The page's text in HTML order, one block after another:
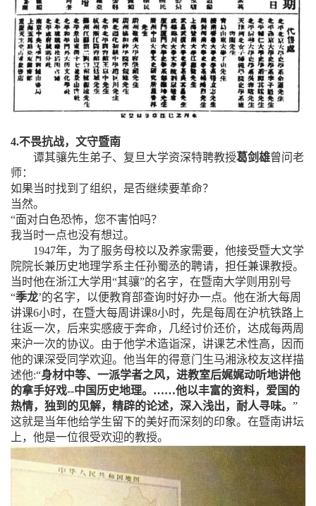
4.不畏抗战，文守暨南
谭其骧先生弟子、复旦大学资深特聘教授葛剑雄曾问老
师：
如果当时找到了组织，是否继续要革命？
当然。
“面对白色恐怖，您不害怕吗？
我当时一点也没有想过。
1947年，为了服务母校以及养家需要，他接受暨大文学
院院长兼历史地理学系主任孙蜀丞的聘请，担任兼课教授。
当时他在浙江大学用“其骧”的名字，在暨南大学则用别号
“季龙’的名字，以便教育部查询时好办一点。他在浙大每周
讲课6小时，在暨大每周讲课8小时，先是每周在沪杭铁路上
往返一次，后来实感疲于奔命，几经讨价还价，达成每两周
来沪一次的协议。由于他学术造诣深，讲课艺术性高，因而
他的课深受同学欢迎。他当年的得意门生马湘泳校友这样描
述他:“身材中等、一派学者之风，进教室后娓娓动听地讲他
的拿手好戏--中国历史地理。……他以丰富的资料，爱国的
热情，独到的见解，精辟的论述，深入浅出，耐人寻味。 ”
这就是当年他给学生留下的美好而深刻的印象。在暨南讲坛
上，他是一位很受欢迎的教授。